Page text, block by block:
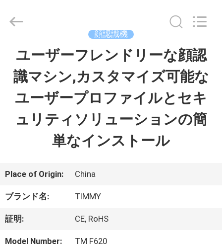
ト
私
達
2026
Shenzhen
Technology
Rights
顔認識機
ユーザーフレンドリーな顔認
識マシン,カスタマイズ可能な
ユーザープロファイルとセキ
ュリティソリューションの簡
単なインストール
Place of Origin: China
ブランド名: TIMMY
証明: CE, RoHS
Model Number: TM F620